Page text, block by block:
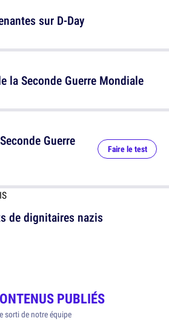
la Seconde Guerre Mondiale
de dignitaires nazis
sur D-Day
Guerre
Faire le test
PUBLIÉS
sorti de notre équipe